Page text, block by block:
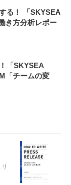
る！ 「SKYSEA
き方分析レポー
「SKYSEA
「チームの変